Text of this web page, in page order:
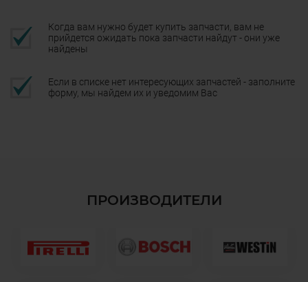
Когда вам нужно будет купить запчасти, вам не
прийдется ожидать пока запчасти найдут - они уже
найдены
Если в списке нет интересующих запчастей - заполните
форму, мы найдем их и уведомим Вас
ПРОИЗВОДИТЕЛИ